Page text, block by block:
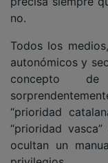
no.
autonómicos y
concepto
“prioridad
“prioridad
ocultan un
privilegios.